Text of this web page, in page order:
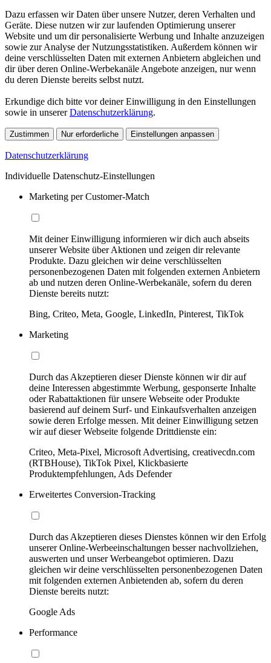
Dazu erfassen wir Daten über unsere Nutzer, deren Verhalten und
Geräte. Diese nutzen wir zur laufenden Optimierung unserer
Website und um dir personalisierte Werbung und Inhalte anzuzeigen
sowie zur Analyse der Nutzungsstatistiken. Außerdem können wir
deine verschlüsselten Daten mit externen Anbietern abgleichen und
dir über deren Online-Werbekanäle Angebote anzeigen, nur wenn
du deren Dienste bereits selbst nutzt.
Erkundige dich bitte vor deiner Einwilligung in den Einstellungen
sowie in unsererDatenschutzerklärung.
Zustimmen Nur erforderliche Einstellungen anpassen
Datenschutzerklärung
Individuelle Datenschutz-Einstellungen
Marketing per Customer-Match
Mit deiner Einwilligung informieren wir dich auch abseits
unserer Website über Aktionen und zeigen dir relevante
Produkte. Dazu gleichen wir deine verschlüsselten
personenbezogenen Daten mit folgenden externen Anbietern
ab und nutzen deren Online-Werbekanäle, sofern du deren
Dienste bereits nutzt:
Bing, Criteo, Meta, Google, LinkedIn, Pinterest, TikTok
Marketing
Durch das Akzeptieren dieser Dienste können wir dir auf
deine Interessen abgestimmte Werbung, gesponserte Inhalte
oder Rabattaktionen für unsere Webseite oder Produkte
basierend auf deinem Surf- und Einkaufsverhalten anzeigen
sowie deren Erfolge messen. Mit deiner Einwilligung setzen
wir auf dieser Webseite folgende Drittdienste ein:
Criteo, Meta-Pixel, Microsoft Advertising, creativecdn.com
(RTBHouse), TikTok Pixel, Klickbasierte
Produktempfehlungen, Ads Defender
Erweitertes Conversion-Tracking
Durch das Akzeptieren dieses Dienstes können wir den Erfolg
unserer Online-Werbeeinschaltungen besser nachvollziehen,
auswerten und unser Werbeangebot optimieren. Dazu
gleichen wir deine verschlüsselten personenbezogenen Daten
mit folgenden externen Anbietenden ab, sofern du deren
Dienste bereits nutzt:
Google Ads
Performance